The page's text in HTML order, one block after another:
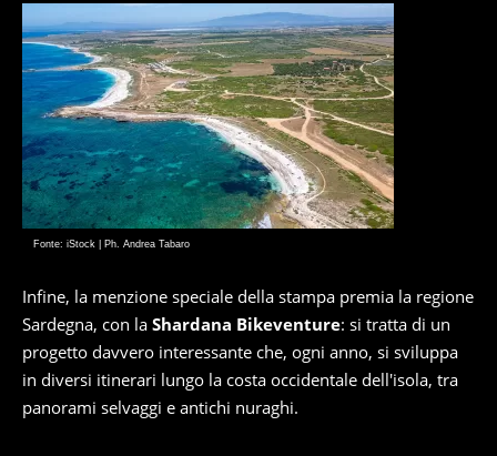
Fonte: iStock | Ph. Andrea Tabaro
Infine, la menzione speciale della stampa premia la regione
Sardegna, con la Shardana Bikeventure: si tratta di un
progetto davvero interessante che, ogni anno, si sviluppa
in diversi itinerari lungo la costa occidentale dell'isola, tra
panorami selvaggi e antichi nuraghi.